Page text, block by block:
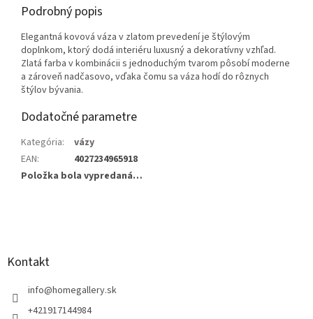
Podrobný popis
Elegantná kovová váza v zlatom prevedení je štýlovým
doplnkom, ktorý dodá interiéru luxusný a dekoratívny vzhľad.
Zlatá farba v kombinácii s jednoduchým tvarom pôsobí moderne
a zároveň nadčasovo, vďaka čomu sa váza hodí do rôznych
štýlov bývania.
Dodatočné parametre
Kategória:
vázy
EAN:
4027234965918
Položka bola vypredaná…
Kontakt
info@homegallery.sk
+421917144984